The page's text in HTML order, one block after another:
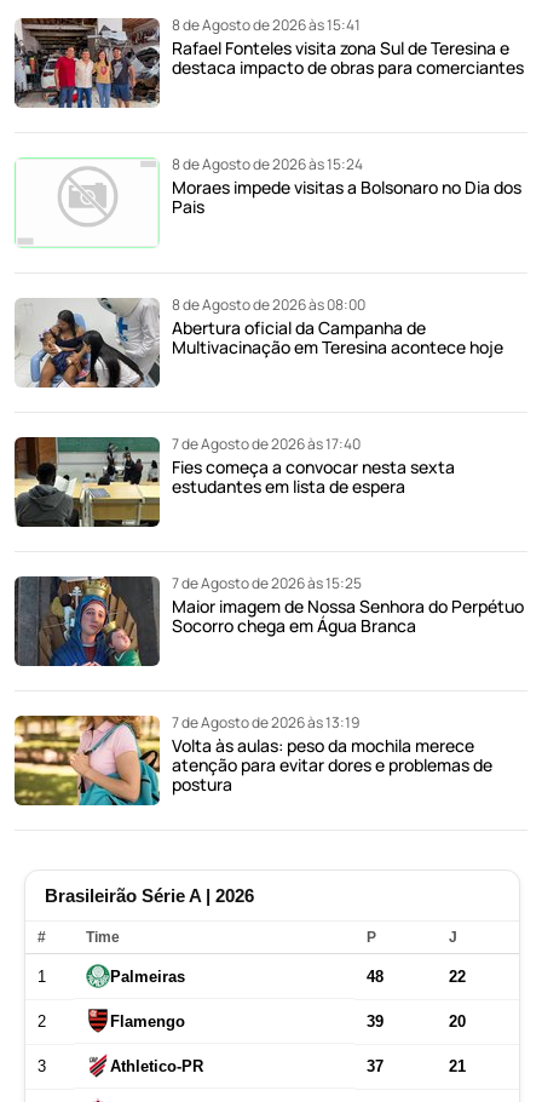
8 de Agosto de 2026 às 15:41
Rafael Fonteles visita zona Sul de Teresina e
destaca impacto de obras para comerciantes
8 de Agosto de 2026 às 15:24
Moraes impede visitas a Bolsonaro no Dia dos
Pais
8 de Agosto de 2026 às 08:00
Abertura oficial da Campanha de
Multivacinação em Teresina acontece hoje
7 de Agosto de 2026 às 17:40
Fies começa a convocar nesta sexta
estudantes em lista de espera
7 de Agosto de 2026 às 15:25
Maior imagem de Nossa Senhora do Perpétuo
Socorro chega em Água Branca
7 de Agosto de 2026 às 13:19
Volta às aulas: peso da mochila merece
atenção para evitar dores e problemas de
postura